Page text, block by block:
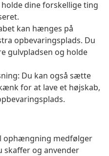
dine forskellige ting
kan hænges på
opbevaringsplads. Du
gulvpladsen og holde
Du kan også sætte
for at lave et højskab,
ophængning medfølger
skaffer og anvender